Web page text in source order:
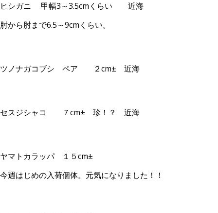
ヒシガニ 甲幅3～3.5cmくらい 近海
肘から肘まで6.5～9cmくらい。
ツノナガコブシ ペア ２cm± 近海
セスジシャコ ７cm± 珍！？ 近海
ヤマトカラッパ １５cm±
今週はじめの入荷個体。元気になりました！！